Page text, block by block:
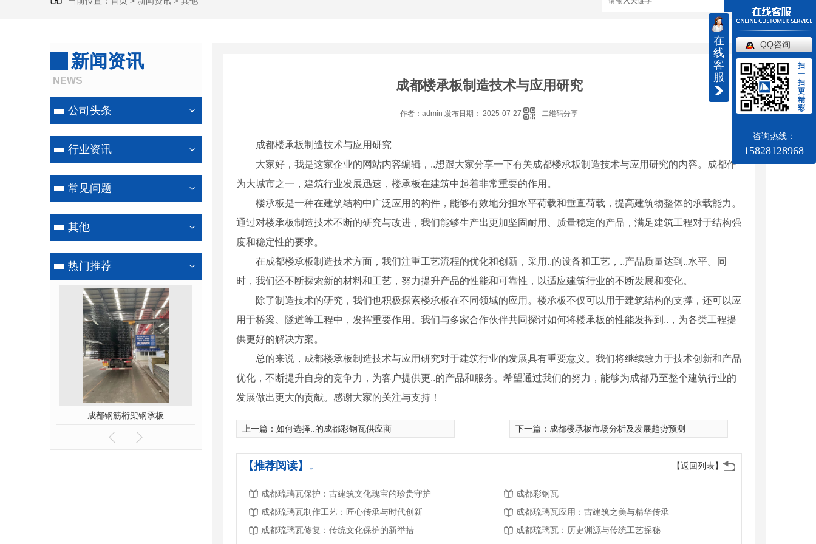
新闻资讯
NEWS
公司头条
行业资讯
常见问题
其他
热门推荐
成都钢筋桁架钢承板
成都楼承板制造技术与应用研究
作者：admin 发布日期： 2025-07-27 二维码分享
成都楼承板制造技术与应用研究
大家好，我是这家企业的网站内容编辑，..想跟大家分享一下有关成都楼承板制造技术与应用研究的内容。成都作
为大城市之一，建筑行业发展迅速，楼承板在建筑中起着非常重要的作用。
楼承板是一种在建筑结构中广泛应用的构件，能够有效地分担水平荷载和垂直荷载，提高建筑物整体的承载能力。
通过对楼承板制造技术不断的研究与改进，我们能够生产出更加坚固耐用、质量稳定的产品，满足建筑工程对于结构强
度和稳定性的要求。
在成都楼承板制造技术方面，我们注重工艺流程的优化和创新，采用..的设备和工艺，..产品质量达到..水平。同
时，我们还不断探索新的材料和工艺，努力提升产品的性能和可靠性，以适应建筑行业的不断发展和变化。
除了制造技术的研究，我们也积极探索楼承板在不同领域的应用。楼承板不仅可以用于建筑结构的支撑，还可以应
用于桥梁、隧道等工程中，发挥重要作用。我们与多家合作伙伴共同探讨如何将楼承板的性能发挥到..，为各类工程提
供更好的解决方案。
总的来说，成都楼承板制造技术与应用研究对于建筑行业的发展具有重要意义。我们将继续致力于技术创新和产品
优化，不断提升自身的竞争力，为客户提供更..的产品和服务。希望通过我们的努力，能够为成都乃至整个建筑行业的
发展做出更大的贡献。感谢大家的关注与支持！
上一篇： 如何选择..的成都彩钢瓦供应商 下一篇： 成都楼承板市场分析及发展趋势预测
【返回列表】
【推荐阅读】↓
成都琉璃瓦保护：古建筑文化瑰宝的珍贵守护
成都彩钢瓦
成都琉璃瓦制作工艺：匠心传承与时代创新
成都琉璃瓦应用：古建筑之美与精华传承
成都琉璃瓦修复：传统文化保护的新举措
成都琉璃瓦：历史渊源与传统工艺探秘
在
线
客
服
QQ咨询
扫
一
扫
更
精
彩
咨询热线：
15828128968